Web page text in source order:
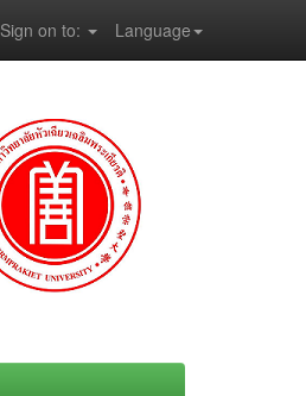
Language
Sign on to: